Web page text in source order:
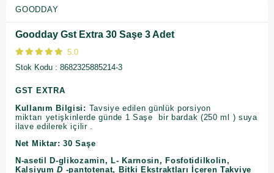
GOODDAY
Goodday Gst Extra 30 Saşe 3 Adet
5.0
Stok Kodu
8682325885214-3
GST EXTRA
Kullanım Bilgisi: Tavsiye edilen günlük porsiyon
miktarı yetişkinlerde günde 1 Saşe bir bardak (250 ml ) suya
ilave edilerek içilir .
Net Miktar: 30 Saşe
N-asetil D-glikozamin, L- Karnosin, Fosfotidilkolin,
KalsiyumD -pantotenat, Bitki Ekstraktları İçeren Takviye